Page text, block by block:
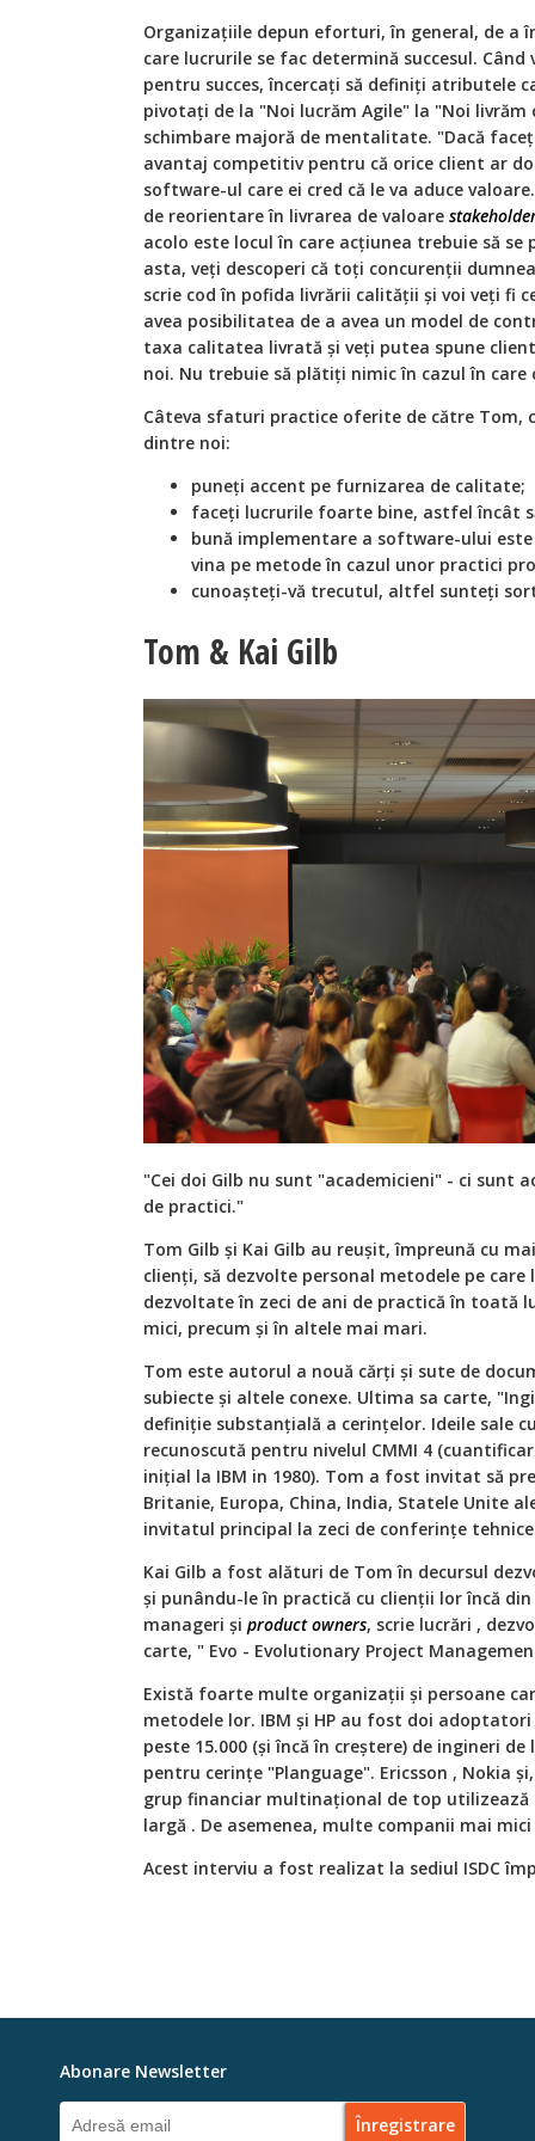
Organizațiile depun eforturi, în general, de a
care lucrurile se fac determină succesul.
pentru succes, încercați să definiți atributele
pivotați de la "Noi lucrăm Agile" la "Noi
schimbare majoră de mentalitate. "Dacă
avantaj competitiv pentru că orice client ar
software-ul care ei cred că le va aduce
de reorientare în livrarea de valoare
acolo este locul în care acțiunea trebuie să
asta, veți descoperi că toți concurenții
scrie cod în pofida livrării calității și voi veți fi
avea posibilitatea de a avea un model de
taxa calitatea livrată și veți putea spune
noi. Nu trebuie să plătiți nimic în cazul în
Câteva sfaturi practice oferite de către Tom,
dintre noi:
puneți accent pe furnizarea de calitate;
faceți lucrurile foarte bine, astfel încât
bună implementare a software-ului
vina pe metode în cazul unor practici
cunoașteți-vă trecutul, altfel sunteți
Tom & Kai Gilb
"Cei doi Gilb nu sunt "academicieni" - ci sunt
de practici."
Tom Gilb și Kai Gilb au reușit, împreună cu
clienți, să dezvolte personal metodele pe
dezvoltate în zeci de ani de practică în toată
mici, precum și în altele mai mari.
Tom este autorul a nouă cărți și sute de
subiecte și altele conexe. Ultima sa carte,
definiție substanțială a cerințelor. Ideile sale
recunoscută pentru nivelul CMMI 4
inițial la IBM in 1980). Tom a fost invitat să
Britanie, Europa, China, India, Statele Unite
invitatul principal la zeci de conferințe
Kai Gilb a fost alături de Tom în decursul
și punându-le în practică cu clienții lor încă
manageri și product owners, scrie lucrări ,
carte, " Evo - Evolutionary Project
Există foarte multe organizații și persoane
metodele lor. IBM și HP au fost doi
peste 15.000 (și încă în creștere) de ingineri
pentru cerințe "Planguage". Ericsson , Nokia
grup financiar multinațional de top utilizează
largă . De asemenea, multe companii mai
Acest interviu a fost realizat la sediul ISDC
Abonare Newsletter